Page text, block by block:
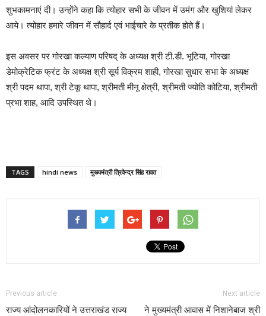
शुभकामनाएं दी। उन्होंने कहा कि त्योहार सभी के जीवन में उमंग और खुशियां लेकर
आये। त्योहार हमारे जीवन में सौहार्द एवं भाईचारे के प्रतीक होते हैं।
इस अवसर पर गोरखा कल्याण परिषद् के अध्यक्ष श्री टी.डी. भूटिया, गोरखा
डेमोक्रेटिक फ्रंट के अध्यक्ष श्री सूर्य विक्रम शाही, गोरखा सुधार सभा के अध्यक्ष
श्री पदम थापा, श्री टेकू थापा, श्रीमती मीनू क्षेत्री, श्रीमती ज्योति कोटिया, श्रीमती
प्रभा शाह, आदि उपस्थित थे।
TAGS hindi news मुख्यमंत्री त्रिवेन्द्र सिंह रावत
Previous article
राज्य आंदोलनकारियों ने उत्तराखंड राज्य
Next article
ने मुख्यमंत्री आवास में निशानेबाज श्री